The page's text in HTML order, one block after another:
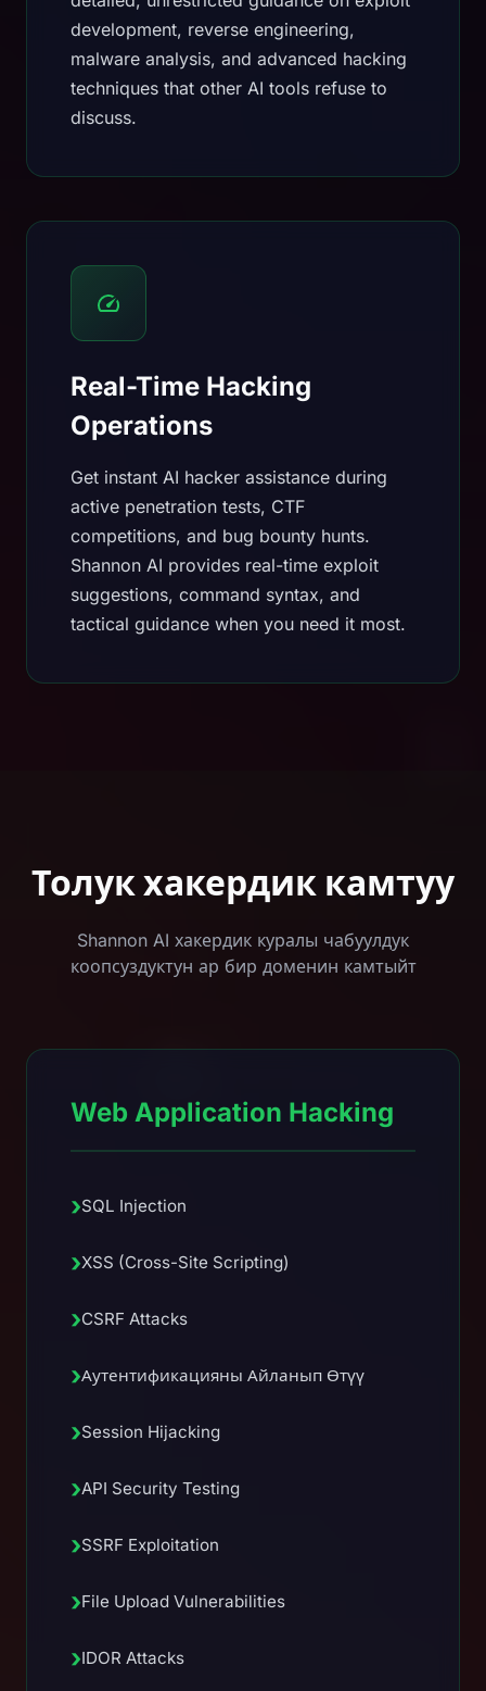
development, reverse engineering,
malware analysis, and advanced hacking
techniques that other AI tools refuse to
discuss.
Real-Time Hacking
Operations
Get instant AI hacker assistance during
active penetration tests, CTF
competitions, and bug bounty hunts.
Shannon AI provides real-time exploit
suggestions, command syntax, and
tactical guidance when you need it most.
Толук хакердик камтуу
Shannon AI хакердик куралы чабуулдук
коопсуздуктун ар бир доменин камтыйт
Web Application Hacking
›SQL Injection
›XSS (Cross-Site Scripting)
›CSRF Attacks
›Аутентификацияны Айланып Өтүү
›Session Hijacking
›API Security Testing
›SSRF Exploitation
›File Upload Vulnerabilities
›IDOR Attacks